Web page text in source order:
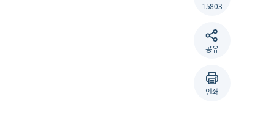
15803
공유
인쇄